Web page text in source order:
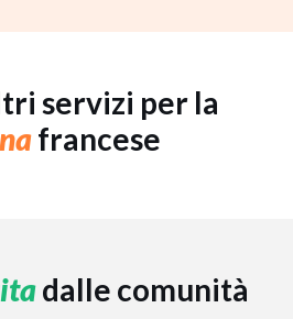
servizi per la
francese
dalle comunità